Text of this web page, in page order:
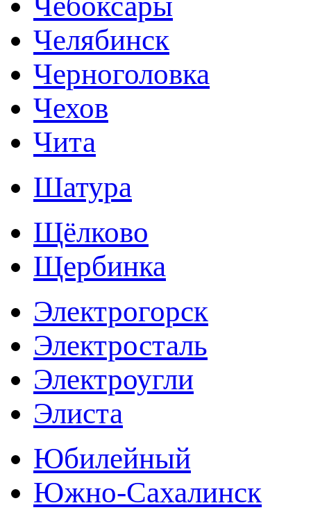
Челябинск
Черноголовка
Чехов
Чита
Шатура
Щёлково
Щербинка
Электрогорск
Электросталь
Электроугли
Элиста
Юбилейный
Южно-Сахалинск